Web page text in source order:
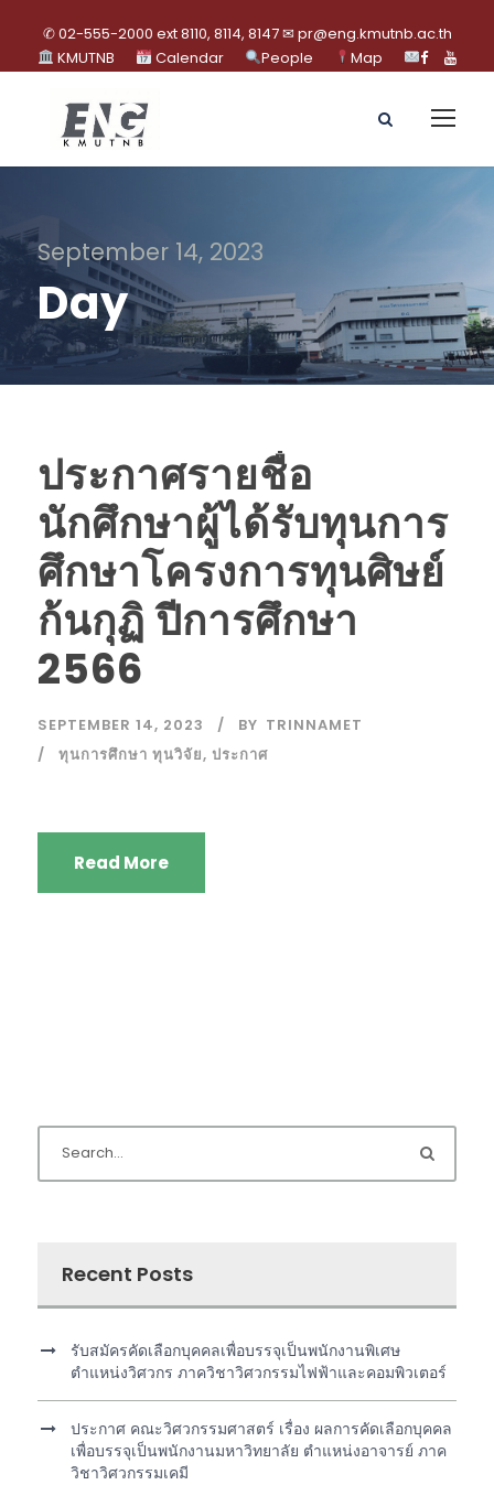
✆ 02-555-2000 ext 8110, 8114, 8147 ✉ pr@eng.kmutnb.ac.th
KMUTNB
Calendar People Map
September 14, 2023
Day
ประกาศรายชื่อ
นักศึกษาผู้ได้รับทุนการ
ศึกษาโครงการทุนศิษย์
ก้นกุฏิ ปีการศึกษา
2566
SEPTEMBER 14, 2023 BY TRINNAMET
ทุนการศึกษา ทุนวิจัย, ประกาศ
Read More
Recent Posts
รับสมัครคัดเลือกบุคคลเพื่อบรรจุเป็นพนักงานพิเศษ
ตำแหน่งวิศวกร ภาควิชาวิศวกรรมไฟฟ้าและคอมพิวเตอร์
ประกาศ คณะวิศวกรรมศาสตร์ เรื่อง ผลการคัดเลือกบุคคล
เพื่อบรรจุเป็นพนักงานมหาวิทยาลัย ตำแหน่งอาจารย์ ภาค
วิชาวิศวกรรมเคมี